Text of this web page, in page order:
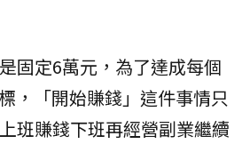
固定6萬元，為了達成每個
，「開始賺錢」這件事情只
班賺錢下班再經營副業繼續